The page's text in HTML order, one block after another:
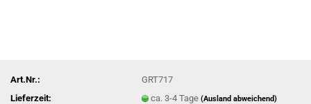
Art.Nr.:
GRT717
Lieferzeit:
ca. 3-4 Tage(Ausland abweichend)